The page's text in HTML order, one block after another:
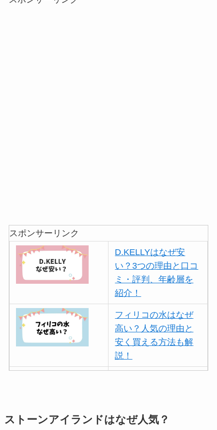
スポンサーリンク
D.KELLYはなぜ安
い？3つの理由と口コ
ミ・評判、年齢層を
紹介！
フィリコの水はなぜ
高い？人気の理由と
安く買える方法も解
説！
を紹介！
ストーンアイランドはなぜ人気？